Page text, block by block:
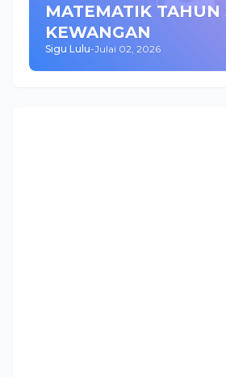
MATEMATIK TAHUN
KEWANGAN
Sigu Lulu-Julai 02, 2026